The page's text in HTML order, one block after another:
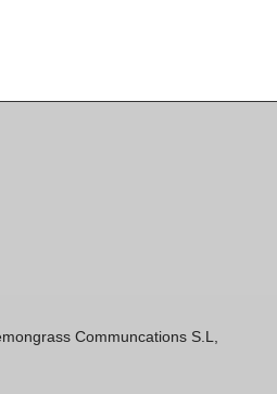
Communcations S.L,